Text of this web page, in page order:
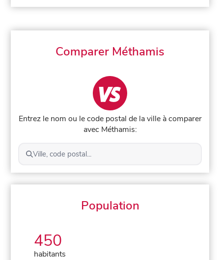
Comparer Méthamis
Entrez le nom ou le code postal de la ville à comparer
avec Méthamis:
Ville, code postal...
Population
450
habitants